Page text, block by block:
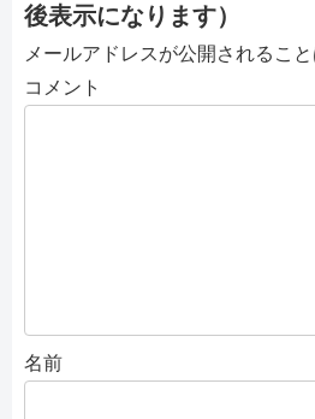
後表示になります）
メールアドレスが公開されること
コメント
名前